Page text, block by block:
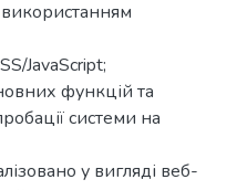
використанням
JavaScript;
функцій та
системи на
у вигляді веб-